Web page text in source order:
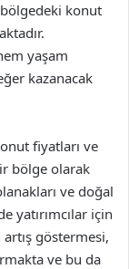
konut
yaşam
kazanacak
fiyatları ve
bölge olarak
ve doğal
yatırımcılar için
göstermesi,
ve bu da